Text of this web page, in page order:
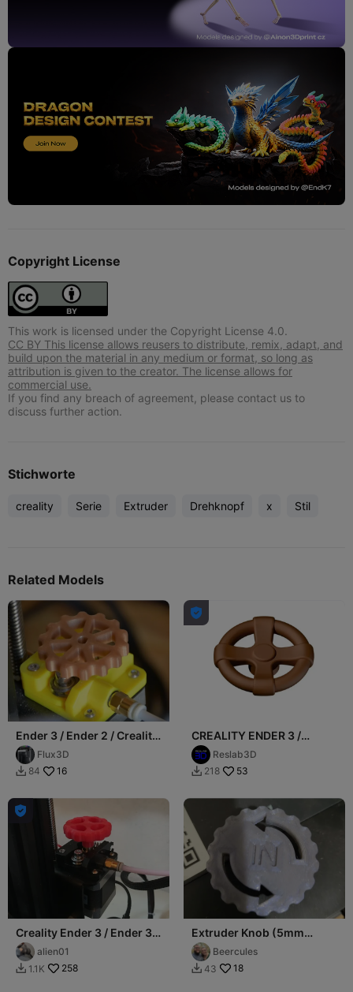
Copyright License
This work is licensed under the Copyright License 4.0.
CC BY This license allows reusers to distribute, remix, adapt, and
build upon the material in any medium or format, so long as
attribution is given to the creator. The license allows for
commercial use.
If you find any breach of agreement, please contact us to
discuss further action.
Stichworte
creality Serie Extruder Drehknopf x Stil
Related Models
Ender 3 / Ender 2 / Creality
CR-10 Extruder Knob
Flux3D
 84 16

CREALITY ENDER 3 /
ENDER 3 PRO / ENDER 5 /
CR-10 EXTRUDER KN
Reslab3D
 218 53

Creality Ender 3 / Ender 3
Pro / Ender 5 / Cr-10
Extruder Kn
alien01
 1.1K 258
Extruder Knob (5mm
shaft) Ender 3 (Pro/V2),
CR-10 (S/Smart)
Beercules
 43 18